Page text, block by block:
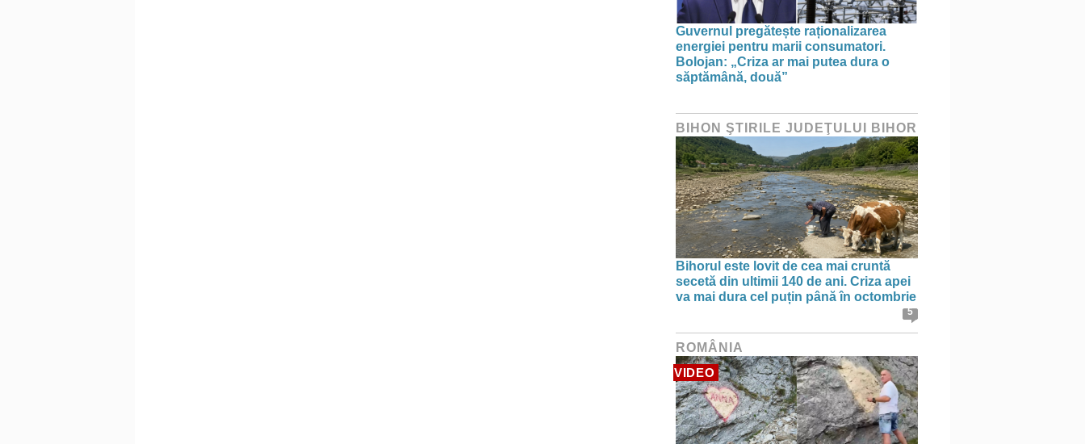
Guvernul pregătește raționalizarea
energiei pentru marii consumatori.
Bolojan: „Criza ar mai putea dura o
săptămână, două”
BIHON ŞTIRILE JUDEŢULUI BIHOR
Bihorul este lovit de cea mai cruntă
secetă din ultimii 140 de ani. Criza apei
va mai dura cel puțin până în octombrie
5
ROMÂNIA
VIDEO